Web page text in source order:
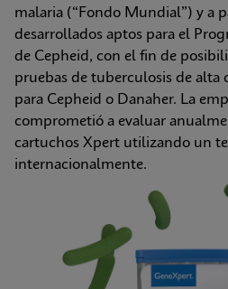
malaria (“Fondo Mundial”) y a
desarrollados aptos para el
de Cepheid, con el fin de
pruebas de tuberculosis de alta
para Cepheid o Danaher. La
comprometió a evaluar
cartuchos Xpert utilizando un
internacionalmente.